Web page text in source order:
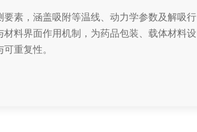
素，涵盖吸附等温线、动力学参数及解吸行
料界面作用机制，为药品包装、载体材料设
重复性。